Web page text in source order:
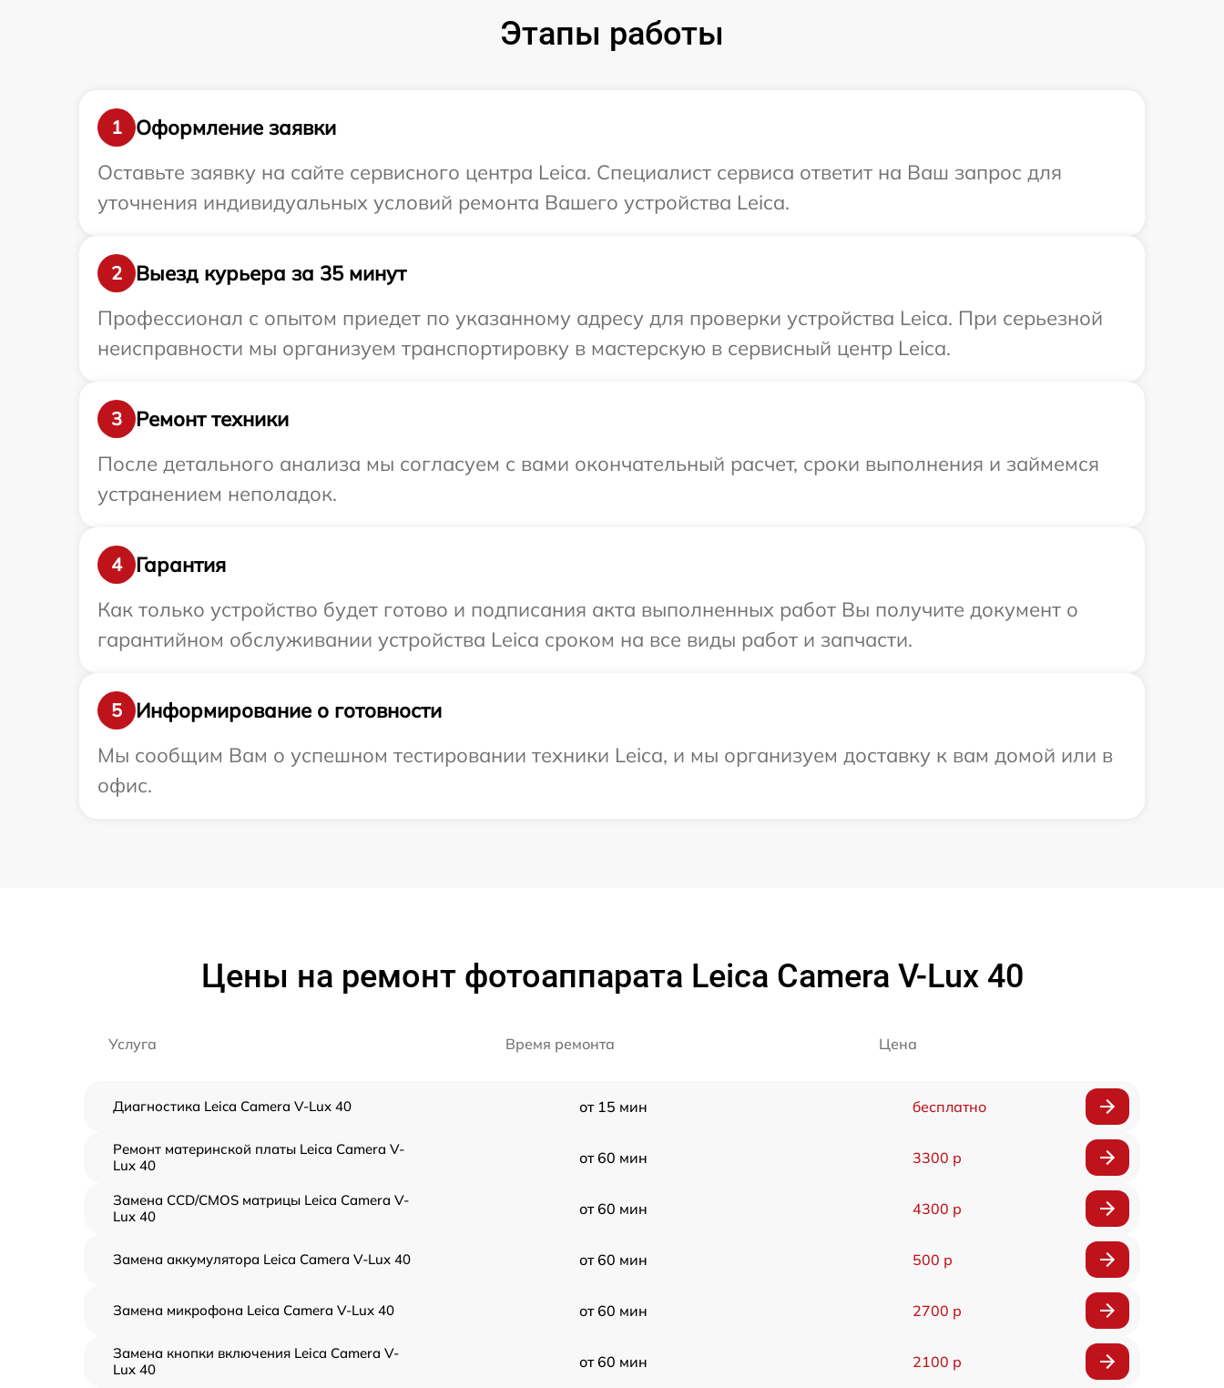
Этапы работы
1
Оформление заявки
Оставьте заявку на сайте сервисного центра Leica. Специалист сервиса ответит на Ваш запрос для
уточнения индивидуальных условий ремонта Вашего устройства Leica.
2
Выезд курьера за 35 минут
Профессионал с опытом приедет по указанному адресу для проверки устройства Leica. При серьезной
неисправности мы организуем транспортировку в мастерскую в сервисный центр Leica.
3
Ремонт техники
После детального анализа мы согласуем с вами окончательный расчет, сроки выполнения и займемся
устранением неполадок.
4
Гарантия
Как только устройство будет готово и подписания акта выполненных работ Вы получите документ о
гарантийном обслуживании устройства Leica сроком на все виды работ и запчасти.
5
Информирование о готовности
Мы сообщим Вам о успешном тестировании техники Leica, и мы организуем доставку к вам домой или в
офис.
Цены на ремонт фотоаппарата Leica Camera V-Lux 40
Услуга Время ремонта Цена
Диагностика Leica Camera V-Lux 40 от 15 мин бесплатно
Ремонт материнской платы Leica Camera V-
Lux 40
от 60 мин 3300 р
Замена CCD/CMOS матрицы Leica Camera V-
Lux 40
от 60 мин 4300 р
Замена аккумулятора Leica Camera V-Lux 40 от 60 мин 500 р
Замена микрофона Leica Camera V-Lux 40 от 60 мин 2700 р
Замена кнопки включения Leica Camera V-
Lux 40
от 60 мин 2100 р